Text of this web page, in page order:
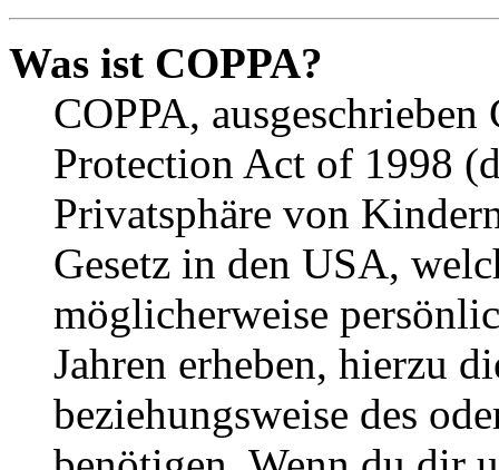
Was ist COPPA?
COPPA,
Protection Act of 1998
Privatsphäre von
Gesetz in den USA,
möglicherweise
Jahren erheben, hierzu
beziehungsweise des